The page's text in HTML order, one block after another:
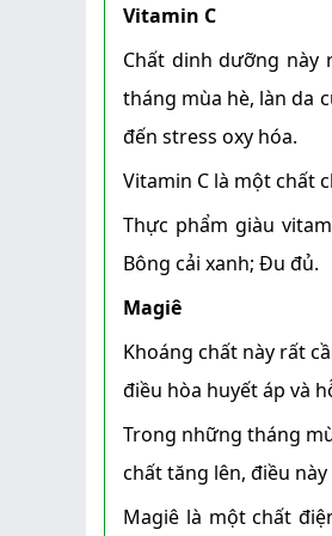
Vitamin C
Chất dinh dưỡng này
tháng mùa hè, làn da
đến stress oxy hóa.
Vitamin C là một chất
Thực phẩm giàu
Bông cải xanh; Đu đủ.
Magiê
Khoáng chất này rất
điều hòa huyết áp và
Trong những tháng
chất tăng lên, điều
Magiê là một chất